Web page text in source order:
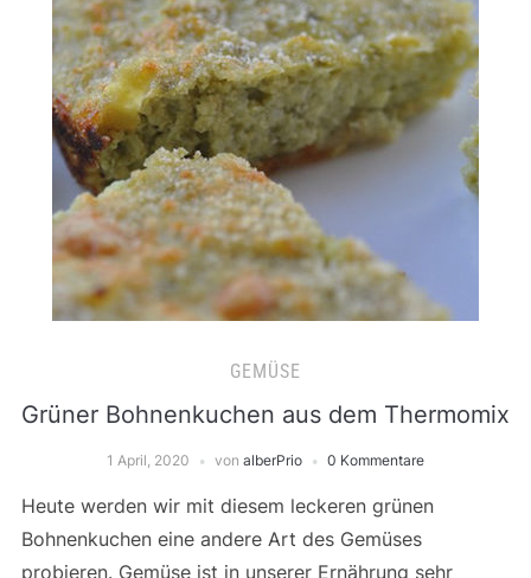
GEMÜSE
Grüner Bohnenkuchen aus dem Thermomix
1 April, 2020 von alberPrio 0 Kommentare
Heute werden wir mit diesem leckeren grünen
Bohnenkuchen eine andere Art des Gemüses
probieren. Gemüse ist in unserer Ernährung sehr